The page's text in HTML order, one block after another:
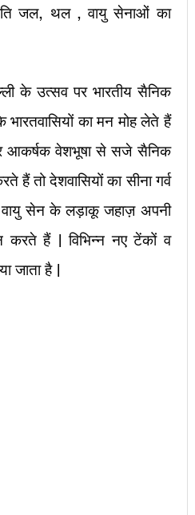
जल, थल , वायु सेनाओं का
के उत्सव पर भारतीय सैनिक
का मन मोह लेते हैं
आकर्षक वेशभूषा से सजे सैनिक
तो देशवासियों का सीना गर्व
सेन के लड़ाकू जहाज़ अपनी
करते हैं | विभिन्न नए टेंकों व
जाता है |